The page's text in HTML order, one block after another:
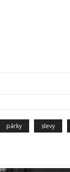
párky slevy